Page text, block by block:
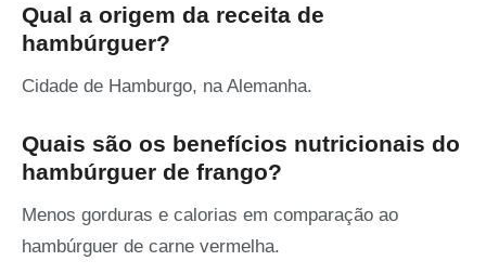
Qual a origem da receita de
hambúrguer?
Cidade de Hamburgo, na Alemanha.
Quais são os benefícios nutricionais do
hambúrguer de frango?
Menos gorduras e calorias em comparação ao
hambúrguer de carne vermelha.